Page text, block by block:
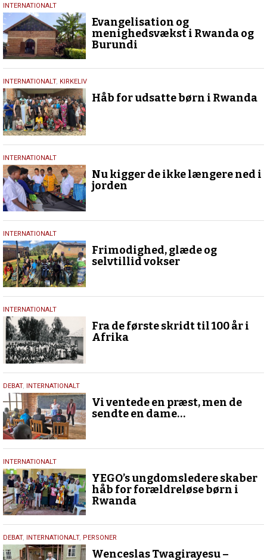
16.
december
2024
INTERNATIONALT
Evangelisation og
menighedsvækst i Rwanda og
Burundi
16.
juni
2024
INTERNATIONALT, KIRKELIV
Håb for udsatte børn i Rwanda
9.
maj
2024
INTERNATIONALT
Nu kigger de ikke længere ned i
jorden
8.
maj
2024
INTERNATIONALT
Frimodighed, glæde og
selvtillid vokser
7.
maj
2024
INTERNATIONALT
Fra de første skridt til 100 år i
Afrika
28.
april
2024
DEBAT, INTERNATIONALT
Vi ventede en præst, men de
sendte en dame…
14.
april
2024
INTERNATIONALT
YEGO’s ungdomsledere skaber
håb for forældreløse børn i
Rwanda
30.
marts
DEBAT, INTERNATIONALT, PERSONER
Wenceslas Twagirayesu –